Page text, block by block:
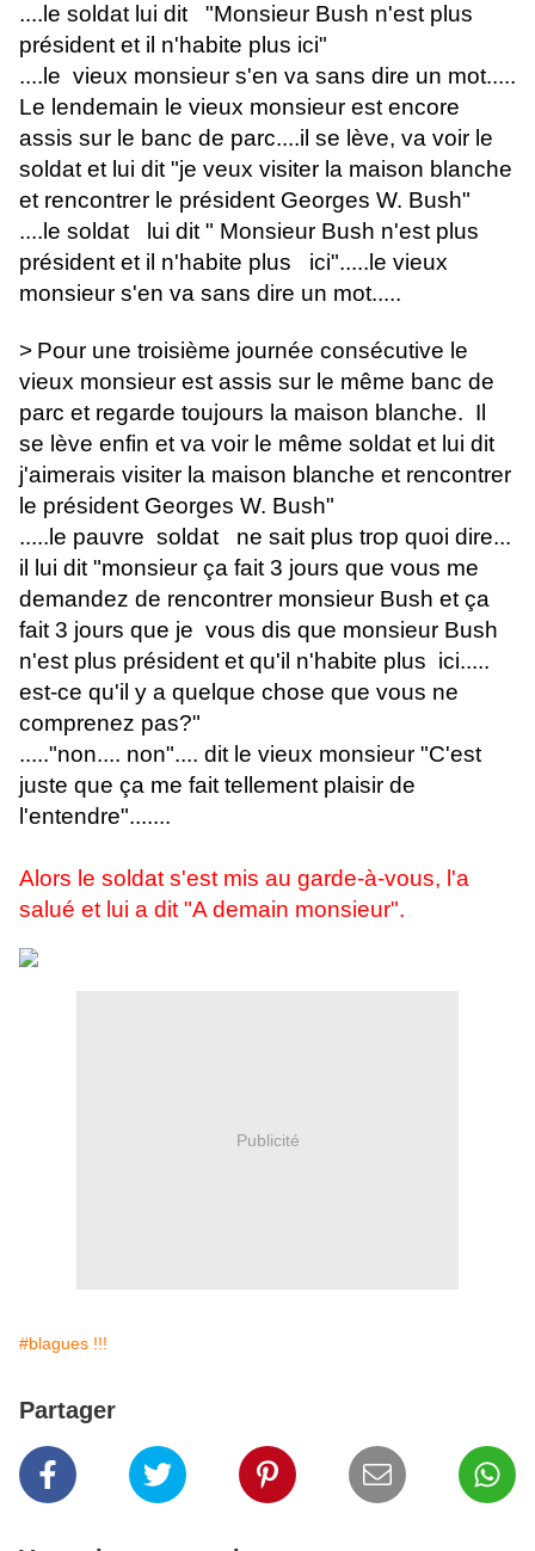
....le soldat lui dit "Monsieur Bush n'est plus
président et il n'habite plus ici"
....le vieux monsieur s'en va sans dire un mot.....
Le lendemain le vieux monsieur est encore
assis sur le banc de parc....il se lève, va voir le
soldat et lui dit "je veux visiter la maison blanche
et rencontrer le président Georges W. Bush"
....le soldat lui dit " Monsieur Bush n'est plus
président et il n'habite plus ici".....le vieux
monsieur s'en va sans dire un mot.....
> Pour une troisième journée consécutive le
vieux monsieur est assis sur le même banc de
parc et regarde toujours la maison blanche. Il
se lève enfin et va voir le même soldat et lui dit
j'aimerais visiter la maison blanche et rencontrer
le président Georges W. Bush"
.....le pauvre soldat ne sait plus trop quoi dire...
il lui dit "monsieur ça fait 3 jours que vous me
demandez de rencontrer monsieur Bush et ça
fait 3 jours que je vous dis que monsieur Bush
n'est plus président et qu'il n'habite plus ici.....
est-ce qu'il y a quelque chose que vous ne
comprenez pas?"
....."non.... non".... dit le vieux monsieur "C'est
juste que ça me fait tellement plaisir de
l'entendre".......
Alors le soldat s'est mis au garde-à-vous, l'a
salué et lui a dit "A demain monsieur".
Publicité
#blagues !!!
Partager